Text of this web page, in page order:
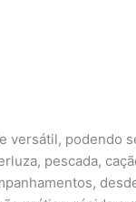
versátil, podendo
pescada,